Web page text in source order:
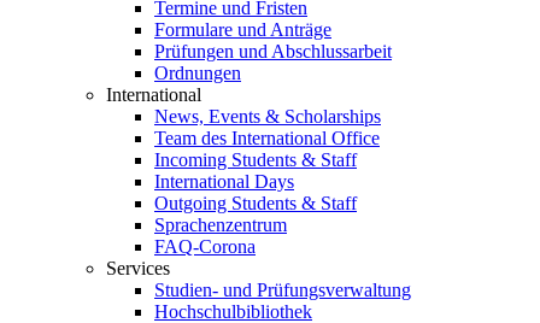
Termine und Fristen
Formulare und Anträge
Prüfungen und Abschlussarbeit
Ordnungen
International
News, Events & Scholarships
Team des International Office
Incoming Students & Staff
International Days
Outgoing Students & Staff
Sprachenzentrum
FAQ-Corona
Services
Studien- und Prüfungsverwaltung
Hochschulbibliothek